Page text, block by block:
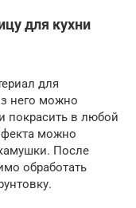
для кухни
для
него можно
покрасить в любой
можно
После
обработать